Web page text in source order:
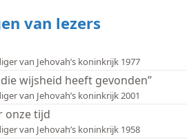
van lezers
van Jehovah’s koninkrijk 1977
wijsheid heeft gevonden”
van Jehovah’s koninkrijk 2001
onze tijd
van Jehovah’s koninkrijk 1958